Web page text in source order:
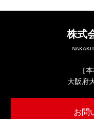
株式
［
大阪府
お問